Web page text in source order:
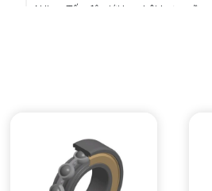
N lim - Tốc độ giới hạn bôi trơn mỡ
da min - Đường kính vai tối thiểu IR
Da max - Đường kính vai tối đa OR